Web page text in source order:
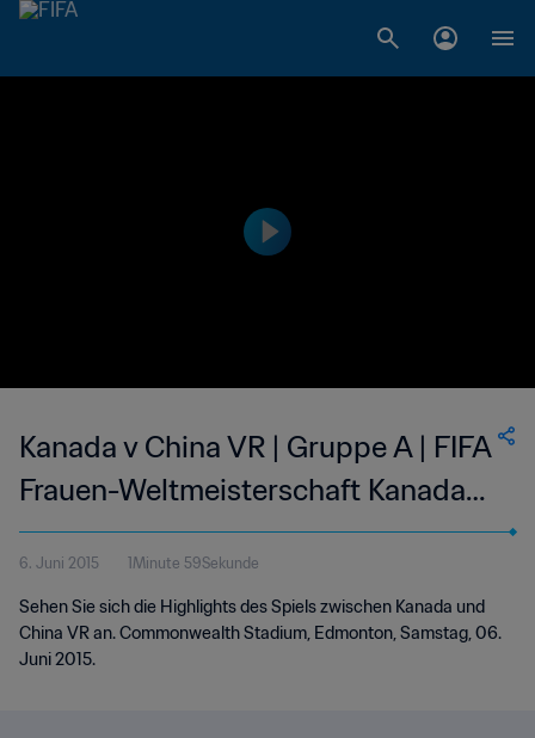
Kanada v China VR | Gruppe A | FIFA
Frauen-Weltmeisterschaft Kanada
2015™ | Highlights
6. Juni 2015 1Minute 59Sekunde
Sehen Sie sich die Highlights des Spiels zwischen Kanada und
China VR an. Commonwealth Stadium, Edmonton, Samstag, 06.
Juni 2015.